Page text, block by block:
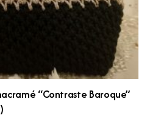
“Contraste Baroque”